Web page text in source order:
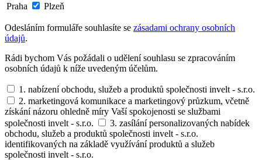
Praha
Plzeň
Odesláním formuláře souhlasíte se zásadami ochrany osobních
údajů.
Rádi bychom Vás požádali o udělení souhlasu se zpracováním
osobních údajů k níže uvedeným účelům.
1. nabízení obchodu, služeb a produktů společnosti invelt - s.r.o.
2. marketingová komunikace a marketingový průzkum, včetně
získání názoru ohledně míry Vaší spokojenosti se službami
společnosti invelt - s.r.o.
3. zasílání personalizovaných nabídek
obchodu, služeb a produktů společnosti invelt - s.r.o.
identifikovaných na základě využívání produktů a služeb
společnosti invelt - s.r.o.